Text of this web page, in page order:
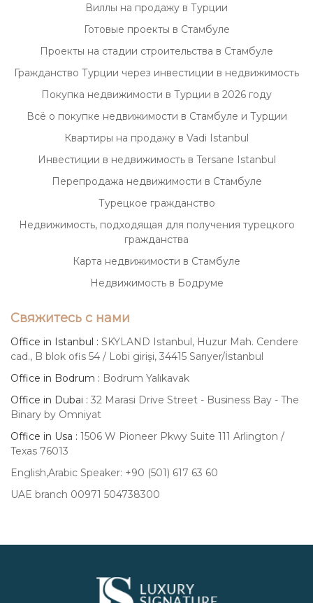
Виллы на продажу в Турции
Готовые проекты в Стамбуле
Проекты на стадии строительства в Стамбуле
Гражданство Турции через инвестиции в недвижимость
Покупка недвижимости в Турции в 2026 году
Всё о покупке недвижимости в Стамбуле и Турции
Квартиры на продажу в Vadi Istanbul
Инвестиции в недвижимость в Tersane Istanbul
Перепродажа недвижимости в Стамбуле
Турецкое гражданство
Недвижимость, подходящая для получения турецкого
гражданства
Карта недвижимости в Стамбуле
Недвижимость в Бодруме
Свяжитесь с нами
Office in Istanbul : SKYLAND Istanbul, Huzur Mah. Cendere
cad., B blok ofis 54 / Lobi girişi, 34415 Sarıyer/İstanbul
Office in Bodrum : Bodrum Yalıkavak
Office in Dubai : 32 Marasi Drive Street - Business Bay - The
Binary by Omniyat
Office in Usa : 1506 W Pioneer Pkwy Suite 111 Arlington /
Texas 76013
English,Arabic Speaker: +90 (501) 617 63 60
UAE branch 00971 504738300